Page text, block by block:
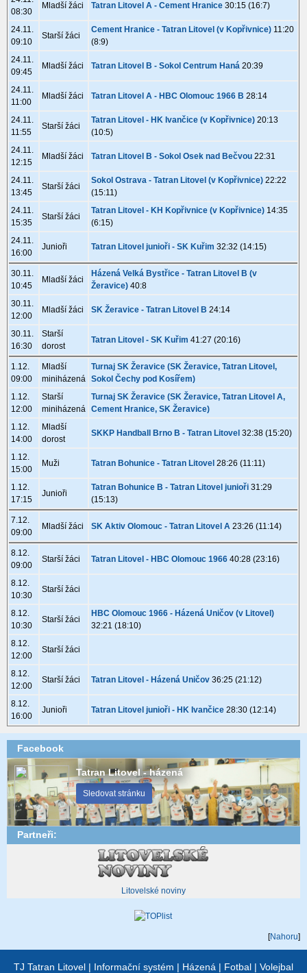
08:30
Mladší žáci Tatran Litovel A - Cement Hranice 30:15 (16:7)
24.11.
09:10
Starší žáci
Cement Hranice - Tatran Litovel (v Kopřivnice) 11:20
(8:9)
24.11.
09:45
Mladší žáci Tatran Litovel B - Sokol Centrum Haná 20:39
24.11.
11:00
Mladší žáci Tatran Litovel A - HBC Olomouc 1966 B 28:14
24.11.
11:55
Starší žáci
Tatran Litovel - HK Ivančice (v Kopřivnice) 20:13
(10:5)
24.11.
12:15
Mladší žáci Tatran Litovel B - Sokol Osek nad Bečvou 22:31
24.11.
13:45
Starší žáci
Sokol Ostrava - Tatran Litovel (v Kopřivnice) 22:22
(15:11)
24.11.
15:35
Starší žáci
Tatran Litovel - KH Kopřivnice (v Kopřivnice) 14:35
(6:15)
24.11.
16:00
Junioři Tatran Litovel junioři - SK Kuřim 32:32 (14:15)
30.11.
10:45
Mladší žáci
Házená Velká Bystřice - Tatran Litovel B (v
Žeravice) 40:8
30.11.
12:00
Mladší žáci SK Žeravice - Tatran Litovel B 24:14
30.11.
16:30
Starší
dorost
Tatran Litovel - SK Kuřim 41:27 (20:16)
1.12.
09:00
Mladší
miniházená
Turnaj SK Žeravice (SK Žeravice, Tatran Litovel,
Sokol Čechy pod Kosířem)
1.12.
12:00
Starší
miniházená
Turnaj SK Žeravice (SK Žeravice, Tatran Litovel A,
Cement Hranice, SK Žeravice)
1.12.
14:00
Mladší
dorost
SKKP Handball Brno B - Tatran Litovel 32:38 (15:20)
1.12.
15:00
Muži Tatran Bohunice - Tatran Litovel 28:26 (11:11)
1.12.
17:15
Junioři
Tatran Bohunice B - Tatran Litovel junioři 31:29
(15:13)
7.12.
09:00
Mladší žáci SK Aktiv Olomouc - Tatran Litovel A 23:26 (11:14)
8.12.
09:00
Starší žáci Tatran Litovel - HBC Olomouc 1966 40:28 (23:16)
8.12.
10:30
Starší žáci
8.12.
10:30
Starší žáci
HBC Olomouc 1966 - Házená Uničov (v Litovel)
32:21 (18:10)
8.12.
12:00
Starší žáci
8.12.
12:00
Starší žáci Tatran Litovel - Házená Uničov 36:25 (21:12)
8.12.
16:00
Junioři Tatran Litovel junioři - HK Ivančice 28:30 (12:14)
Facebook
Tatran Litovel - házená
Sledovat stránku
Partneři:
Litovelské noviny
[Nahoru]
TJ Tatran Litovel | Informační systém | Házená | Fotbal | Volejbal